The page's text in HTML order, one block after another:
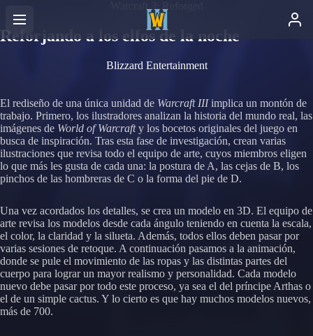
Reforjando a los elfos de la noche
Blizzard Entertainment
El rediseño de una única unidad de Warcraft IIIimplica un montón de
trabajo. Primero, los ilustradores analizan la historia del mundo real, las
imágenes de World of Warcrafty los bocetos originales del juego en
busca de inspiración. Tras esta fase de investigación, crean varias
ilustraciones que revisa todo el equipo de arte, cuyos miembros eligen
lo que más les gusta de cada una: la postura de A, las cejas de B, los
pinchos de las hombreras de C o la forma del pie de D.
Una vez acordados los detalles, se crea un modelo en 3D. El equipo de
arte revisa los modelos desde cada ángulo teniendo en cuenta la escala,
el color, la claridad y la silueta. Además, todos ellos deben pasar por
varias sesiones de retoque. A continuación pasamos a la animación,
donde se pule el movimiento de las ropas y las distintas partes del
cuerpo para lograr un mayor realismo y personalidad. Cada modelo
nuevo debe pasar por todo este proceso, ya sea el del príncipe Arthas o
el de un simple cactus. Y lo cierto es que hay muchos modelos nuevos,
más de 700.